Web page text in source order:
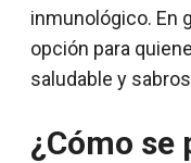
inmunológico. En
opción para
saludable y
¿Cómo se